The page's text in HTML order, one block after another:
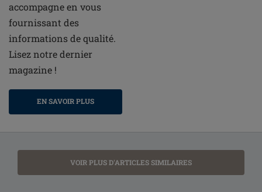
accompagne en vous
fournissant des
informations de qualité.
Lisez notre dernier
magazine !
EN SAVOIR PLUS
VOIR PLUS D'ARTICLES SIMILAIRES